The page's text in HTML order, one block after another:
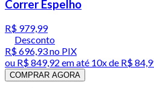
Correr Espelho
R$ 979,99
Desconto
R$ 696,93no PIX
ou R$ 849,92 em até 10x de R$
COMPRAR AGORA